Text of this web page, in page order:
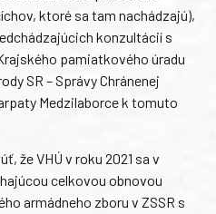
ktoré sa tam nachádzajú),
konzultácií s
pamiatkového úradu
SR – Správy Chránenej
Medzilaborce k tomuto
že VHÚ v roku 2021 sa v
celkovou obnovou
armádneho zboru v ZSSR s